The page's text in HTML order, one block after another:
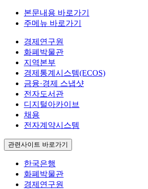
본문내용 바로가기
주메뉴 바로가기
경제연구원
화폐박물관
지역본부
경제통계시스템(ECOS)
금융·경제 스냅샷
전자도서관
디지털아카이브
채용
전자계약시스템
관련사이트 바로가기
한국은행
화폐박물관
경제연구원